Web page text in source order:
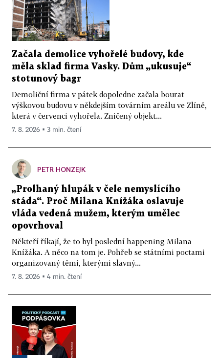
Začala demolice vyhořelé budovy, kde
měla sklad firma Vasky. Dům „ukusuje“
stotunový bagr
Demoliční firma v pátek dopoledne začala bourat
výškovou budovu v někdejším továrním areálu ve Zlíně,
která v červenci vyhořela. Zničený objekt...
7. 8. 2026 ▪ 3 min. čtení
PETR HONZEJK
„Prolhaný hlupák v čele nemyslícího
stáda“. Proč Milana Knížáka oslavuje
vláda vedená mužem, kterým umělec
opovrhoval
Někteří říkají, že to byl poslední happening Milana
Knížáka. A něco na tom je. Pohřeb se státními poctami
organizovaný těmi, kterými slavný...
7. 8. 2026 ▪ 4 min. čtení